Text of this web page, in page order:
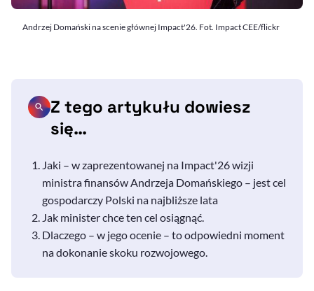
Andrzej Domański na scenie głównej Impact'26. Fot. Impact CEE/flickr
Z tego artykułu dowiesz
się…
Jaki – w zaprezentowanej na Impact'26 wizji
ministra finansów Andrzeja Domańskiego – jest cel
gospodarczy Polski na najbliższe lata
Jak minister chce ten cel osiągnąć.
Dlaczego – w jego ocenie – to odpowiedni moment
na dokonanie skoku rozwojowego.